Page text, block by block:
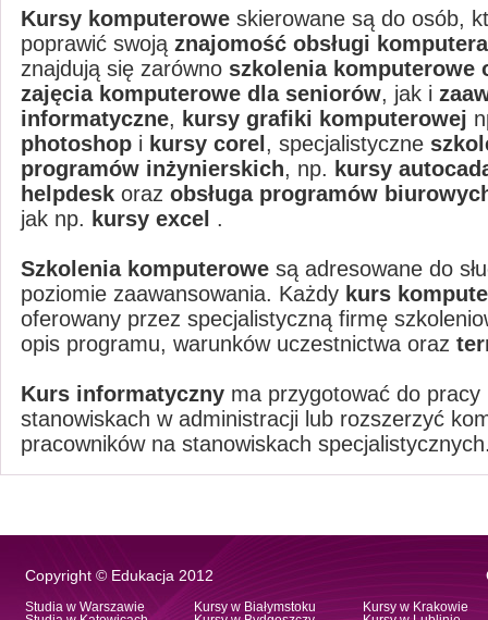
Kursy komputerowe skierowane są do osób,
poprawić swoją znajomość obsługi komputera
znajdują się zarówno szkolenia komputerowe
zajęcia komputerowe dla seniorów, jak i
informatyczne, kursy grafiki komputerowej
photoshop i kursy corel , specjalistyczne
programów inżynierskich, np. kursy
helpdesk oraz obsługa programów
jak np. kursy excel .
Szkolenia komputerowe są adresowane do
poziomie zaawansowania. Każdy kurs
oferowany przez specjalistyczną firmę
opis programu, warunków uczestnictwa oraz
Kurs informatyczny ma przygotować do pracy
stanowiskach w administracji lub rozszerzyć
pracowników na stanowiskach
Copyright © Edukacja 2012
Studia w Warszawie
Kursy w Białymstoku
Kursy w Krakowie